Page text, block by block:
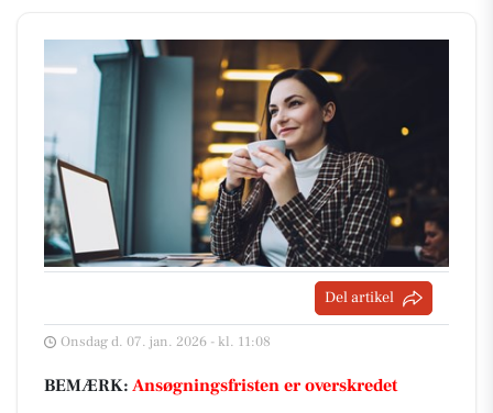
Del artikel
Onsdag d. 07. jan. 2026 - kl. 11:08
BEMÆRK: Ansøgningsfristen er overskredet